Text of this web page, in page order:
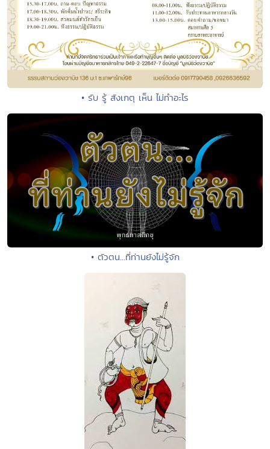
• รับ รู้ สังเกตุ เห็น ไม่ทำอะไร
• ตัวตน...ที่ท่านยังไม่รู้จัก